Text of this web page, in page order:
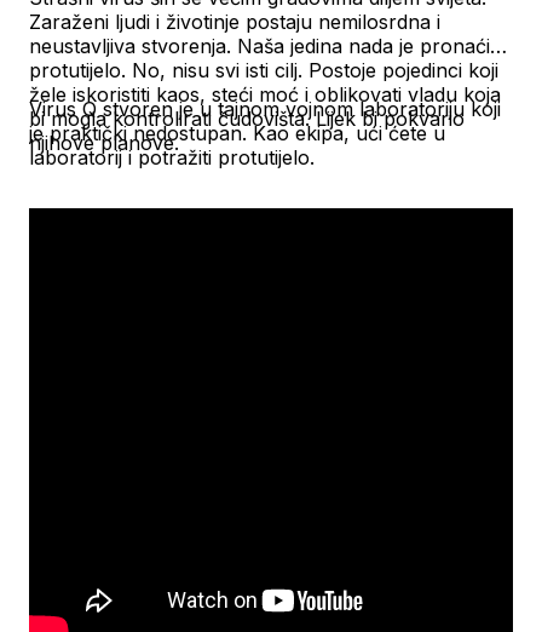
Zaraženi ljudi i životinje postaju nemilosrdna i
neustavljiva stvorenja. Naša jedina nada je pronaći
protutijelo. No, nisu svi isti cilj. Postoje pojedinci koji
žele iskoristiti kaos, steći moć i oblikovati vladu koja
bi mogla kontrolirati čudovišta. Lijek bi pokvario
njihove planove.
Virus Q stvoren je u tajnom vojnom laboratoriju koji
je praktički nedostupan. Kao ekipa, ući ćete u
laboratorij i potražiti protutijelo.